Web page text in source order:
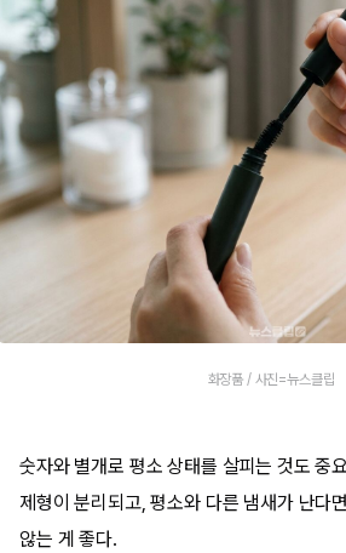
화장품 / 사진=뉴스클립
숫자와 별개로 평소 상태를 살피는 것도 중
제형이 분리되고, 평소와 다른 냄새가 난다
않는 게 좋다.